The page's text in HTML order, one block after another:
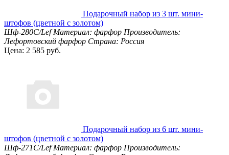
Подарочный набор из 3 шт. мини-
штофов (цветной с золотом)
Шф-280С/Lef Материал: фарфор Производитель:
Лефортовский фарфор Страна: Россия
Цена: 2 585 руб.
Подарочный набор из 6 шт. мини-
штофов (цветной с золотом)
Шф-271С/Lef Материал: фарфор Производитель: